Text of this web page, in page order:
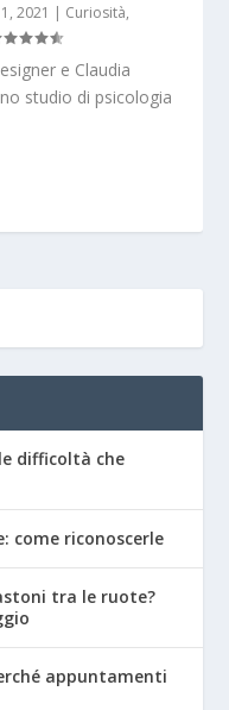
2021 | Curiosità,
e Claudia
studio di psicologia
difficoltà che
come riconoscerle
tra le ruote?
appuntamenti